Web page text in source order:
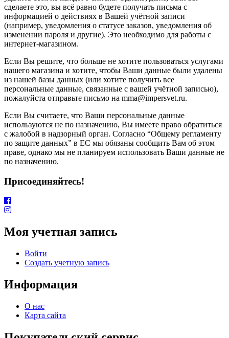
сделаете это, вы всё равно будете получать письма с
информацией о действиях в Вашей учётной записи
(например, уведомления о статусе заказов, уведомления об
изменении пароля и другие). Это необходимо для работы с
интернет-магазином.
Если Вы решите, что больше не хотите пользоваться услугами
нашего магазина и хотите, чтобы Ваши данные были удалены
из нашей базы данных (или хотите получить все
персональные данные, связанные с вашей учётной записью),
пожалуйста отправьте письмо на mma@impersvet.ru.
Если Вы считаете, что Ваши персональные данные
используются не по назначению, Вы имеете право обратиться
с жалобой в надзорный орган. Согласно “Общему регламенту
по защите данных” в ЕС мы обязаны сообщить Вам об этом
праве, однако мы не планируем использовать Ваши данные не
по назначению.
Присоединяйтесь!
Моя учетная запись
Войти
Создать учетную запись
Информация
О нас
Карта сайта